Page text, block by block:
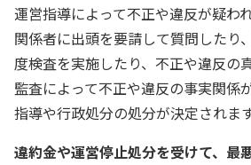
運営指導によって不正や違反が疑わ
関係者に出頭を要請して質問したり
度検査を実施したり、不正や違反の
監査によって不正や違反の事実関係
指導や行政処分の処分が決定されます
違約金や運営停止処分を受けて、最